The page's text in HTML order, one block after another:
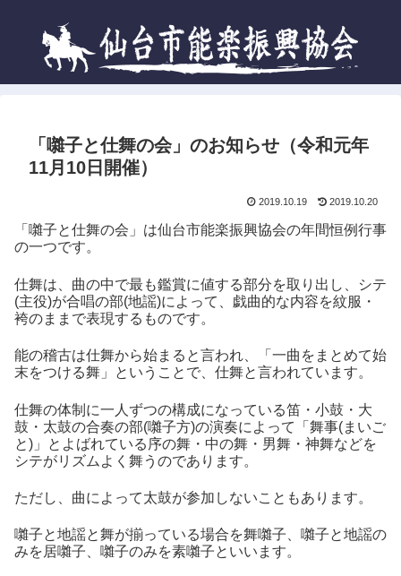
「囃子と仕舞の会」のお知らせ（令和元年
11月10日開催）
2019.10.19 2019.10.20
「囃子と仕舞の会」は仙台市能楽振興協会の年間恒例行事
の一つです。
仕舞は、曲の中で最も鑑賞に値する部分を取り出し、シテ
(主役)が合唱の部(地謡)によって、戯曲的な内容を紋服・
袴のままで表現するものです。
能の稽古は仕舞から始まると言われ、「一曲をまとめて始
末をつける舞」ということで、仕舞と言われています。
仕舞の体制に一人ずつの構成になっている笛・小鼓・大
鼓・太鼓の合奏の部(囃子方)の演奏によって「舞事(まいご
と)」とよばれている序の舞・中の舞・男舞・神舞などを
シテがリズムよく舞うのであります。
ただし、曲によって太鼓が参加しないこともあります。
囃子と地謡と舞が揃っている場合を舞囃子、囃子と地謡の
みを居囃子、囃子のみを素囃子といいます。